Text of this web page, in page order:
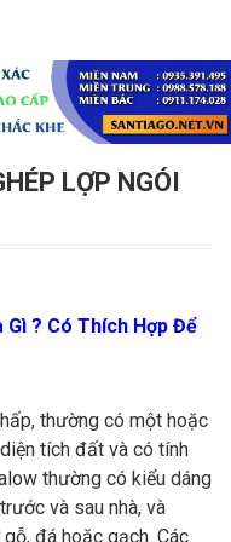
LỢP NGÓI
Gì ? Có Thích Hợp Để
thường có một hoặc
tích đất và có tính
thường có kiểu dáng
và sau nhà, và
đá hoặc gạch. Các